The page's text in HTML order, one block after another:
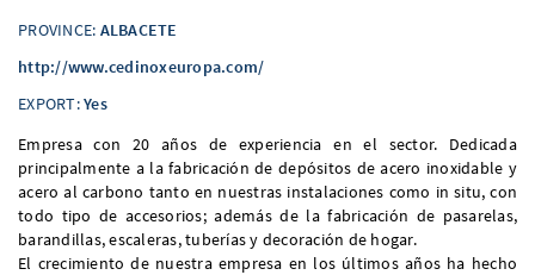
PROVINCE: ALBACETE
http://www.cedinoxeuropa.com/
EXPORT:Yes
Empresa con 20 años de experiencia en el sector. Dedicada
principalmente a la fabricación de depósitos de acero inoxidable y
acero al carbono tanto en nuestras instalaciones como in situ, con
todo tipo de accesorios; además de la fabricación de pasarelas,
barandillas, escaleras, tuberías y decoración de hogar.
El crecimiento de nuestra empresa en los últimos años ha hecho